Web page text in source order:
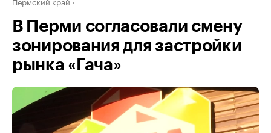
В Перми согласовали смену
зонирования для застройки
рынка «Гача»